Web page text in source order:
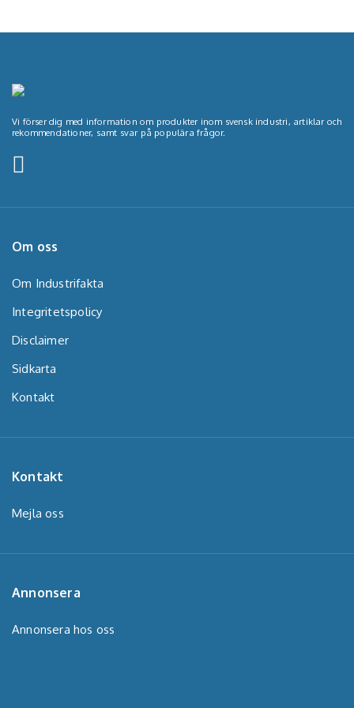
Vi förser dig med information om produkter inom svensk industri, artiklar och
rekommendationer, samt svar på populära frågor.
Om oss
Om Industrifakta
Integritetspolicy
Disclaimer
Sidkarta
Kontakt
Kontakt
Mejla oss
Annonsera
Annonsera hos oss